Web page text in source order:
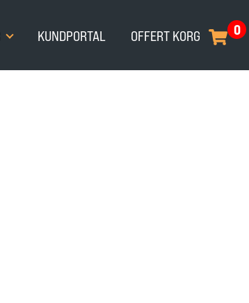
KUNDPORTAL 0
OFFERT KORG